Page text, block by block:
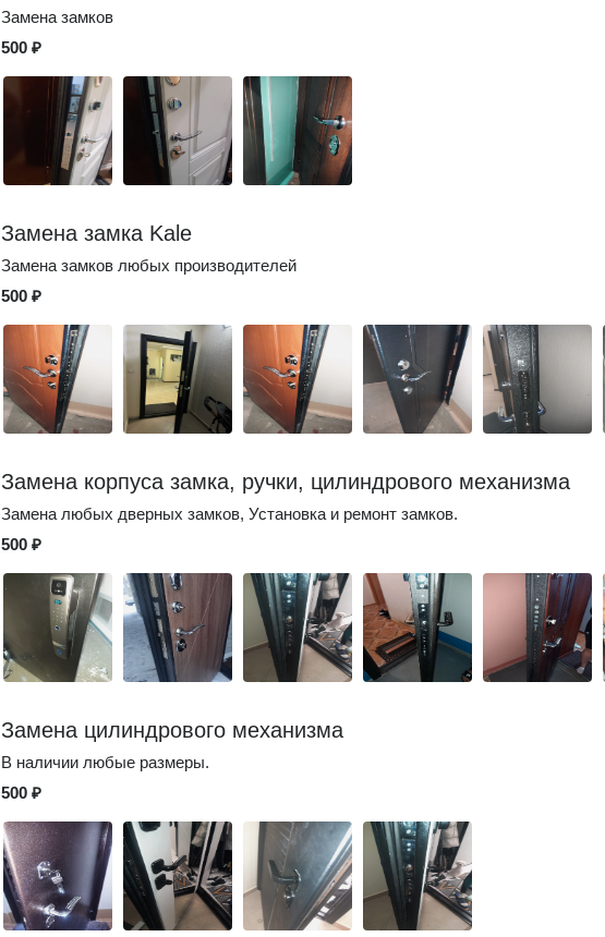
Замена замков
500 ₽
Замена замка Kale
Замена замков любых производителей
500 ₽
Замена корпуса замка, ручки, цилиндрового механизма
Замена любых дверных замков, Установка и ремонт замков.
500 ₽
Замена цилиндрового механизма
В наличии любые размеры.
500 ₽